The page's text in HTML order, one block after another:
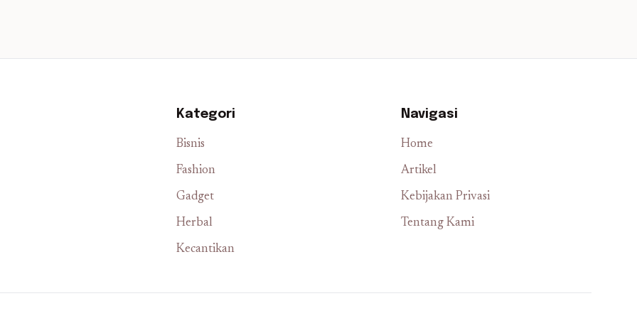
Kategori
Bisnis
Fashion
Gadget
Herbal
Kecantikan
Navigasi
Home
Artikel
Kebijakan Privasi
Tentang Kami